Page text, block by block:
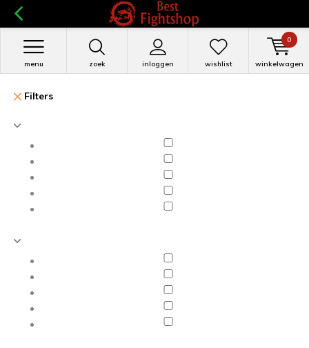
zoek inloggen
menu wishlist winkelwagen
0
Filters